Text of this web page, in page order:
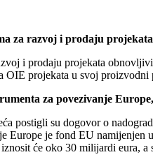
za razvoj i prodaju
i prodaju projekata
OIE projekata u svoj
za povezivanje
postigli su dogovor o
Europe je fond EU namijenjen
će oko 30 milijardi eura,